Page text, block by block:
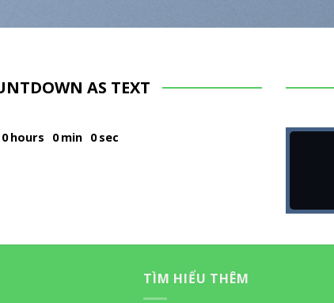
AS TEXT
0 hours 0min 0sec
TÌM HIỂU THÊM